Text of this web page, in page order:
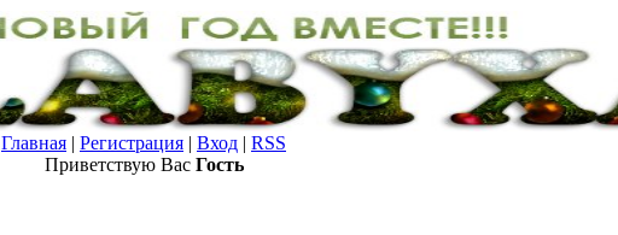
Главная | Регистрация | Вход | RSS
Приветствую Вас Гость